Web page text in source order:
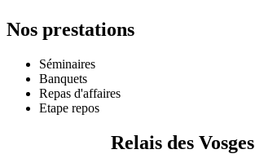
Nos prestations
Séminaires
Banquets
Repas d'affaires
Etape repos
Relais des Vosges